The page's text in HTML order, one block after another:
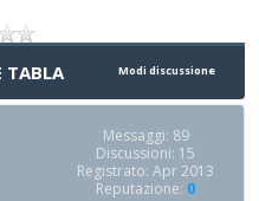
Modi discussione
TABLA
Messaggi: 89
Discussioni: 15
Registrato: Apr 2013
Reputazione: 0